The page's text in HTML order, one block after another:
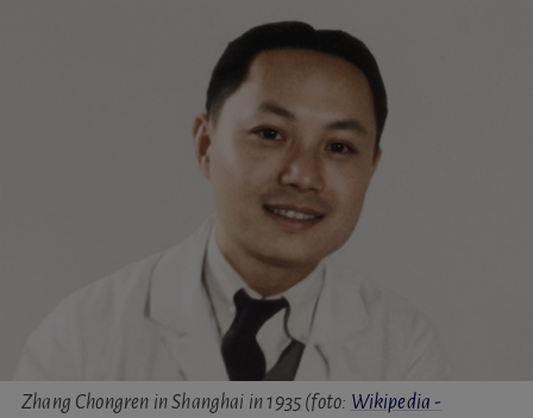
Zhang Chongren in Shanghai in 1935 (foto: Wikipedia -